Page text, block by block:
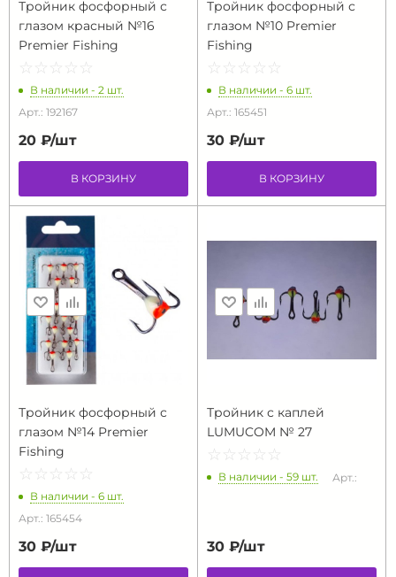
Тройник фосфорный с
глазом красный №16
Premier Fishing
☆ ☆ ☆ ☆ ☆
★ ★ ★ ★ ★
В наличии - 2 шт.
Арт.: 192167
20 ₽/шт
В КОРЗИНУ
Тройник фосфорный с
глазом №10 Premier
Fishing
☆ ☆ ☆ ☆ ☆
★ ★ ★ ★ ★
В наличии - 6 шт.
Арт.: 165451
30 ₽/шт
В КОРЗИНУ
Тройник фосфорный с
глазом №14 Premier
Fishing
☆ ☆ ☆ ☆ ☆
★ ★ ★ ★ ★
В наличии - 6 шт.
Арт.: 165454
30 ₽/шт
Тройник с каплей
LUMUCOM № 27
☆ ☆ ☆ ☆ ☆
★ ★ ★ ★ ★
В наличии - 59 шт. Арт.:
30 ₽/шт